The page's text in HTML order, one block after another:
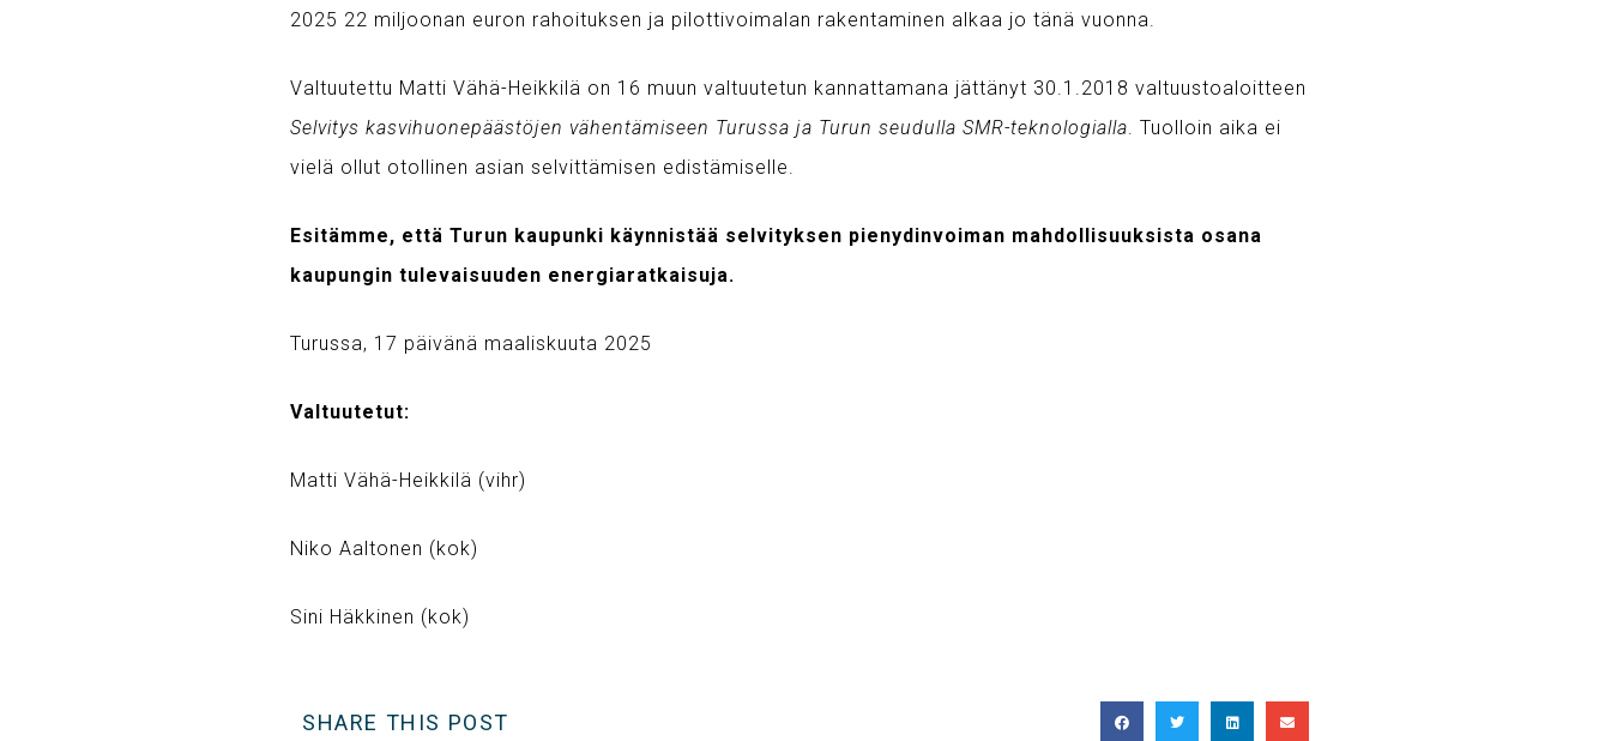
2025 22 miljoonan euron rahoituksen ja pilottivoimalan rakentaminen alkaa jo tänä vuonna.
Valtuutettu Matti Vähä-Heikkilä on 16 muun valtuutetun kannattamana jättänyt 30.1.2018 valtuustoaloitteen
Selvitys kasvihuonepäästöjen vähentämiseen Turussa ja Turun seudulla SMR-teknologialla. Tuolloin aika ei
vielä ollut otollinen asian selvittämisen edistämiselle.
Esitämme, että Turun kaupunki käynnistää selvityksen pienydinvoiman mahdollisuuksista osana
kaupungin tulevaisuuden energiaratkaisuja.
Turussa, 17 päivänä maaliskuuta 2025
Valtuutetut:
Matti Vähä-Heikkilä (vihr)
Niko Aaltonen (kok)
Sini Häkkinen (kok)
SHARE THIS POST